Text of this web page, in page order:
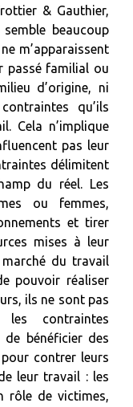
& Gauthier,
beaucoup
m’apparaissent
passé familial ou
d’origine, ni
qu’ils
Cela n’implique
pas leur
délimitent
du réel. Les
ou femmes,
et tirer
mises à leur
du travail
pouvoir réaliser
ils ne sont pas
contraintes
bénéficier des
contrer leurs
leur travail : les
rôle de victimes,